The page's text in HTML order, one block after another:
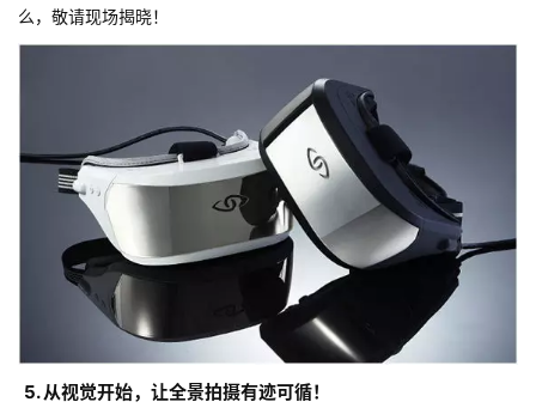
原
创
么，敬请现场揭晓！
5. 从视觉开始，让全景拍摄有迹可循！